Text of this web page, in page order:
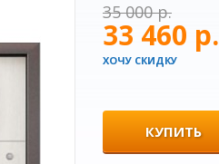
35 000 р.
33 460 р.
ХОЧУ СКИДКУ
КУПИТЬ